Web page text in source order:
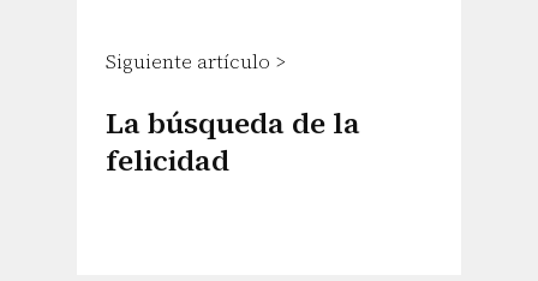
Siguiente artículo >
La búsqueda de la
felicidad